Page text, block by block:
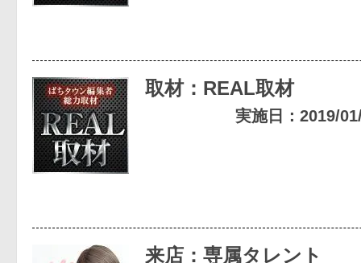
取材：REAL取材
実施日：2019/
来店：専属タレント